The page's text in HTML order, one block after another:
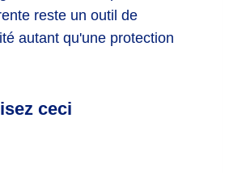
reste un outil de
autant qu'une protection
ceci